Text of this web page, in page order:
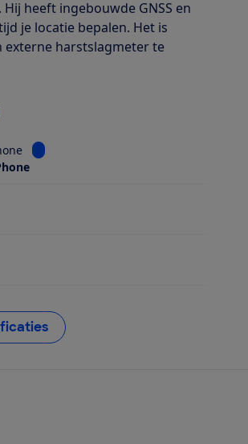
heeft ingebouwde GNSS en
je locatie bepalen. Het is
externe harstslagmeter te
Bekijk informatie voor Geschikte
voor Breedte
voor Kleur